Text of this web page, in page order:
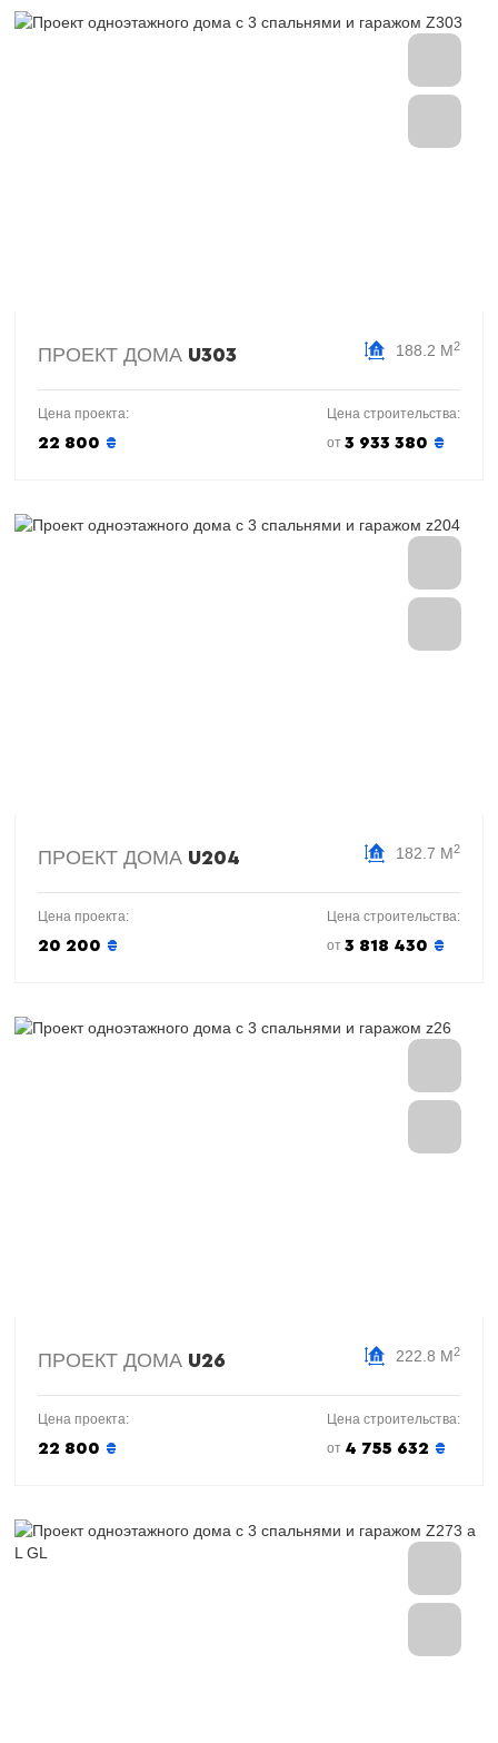
ПРОЕКТ ДОМА U303 188.2 М2
Цена проекта:
22 800 ₴
Цена строительства:
от 3 933 380 ₴
ПРОЕКТ ДОМА U204 182.7 М2
Цена проекта:
20 200 ₴
Цена строительства:
от 3 818 430 ₴
ПРОЕКТ ДОМА U26 222.8 М2
Цена проекта:
22 800 ₴
Цена строительства:
от 4 755 632 ₴